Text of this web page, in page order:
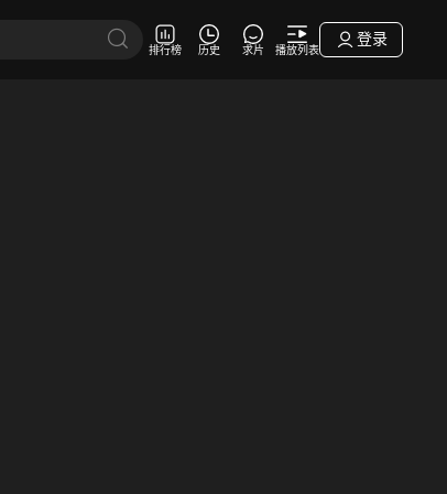
排行榜 历史 求片 播放列表
登录